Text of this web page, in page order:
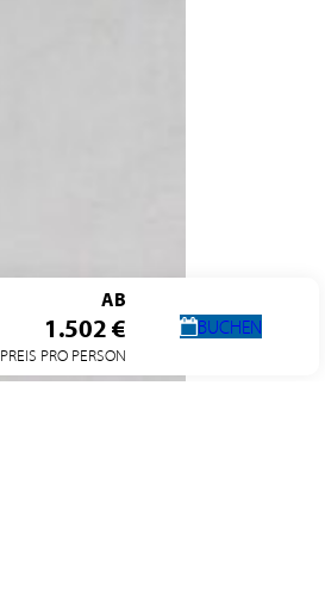
AB
1.502 €
PREIS PRO PERSON
BUCHEN